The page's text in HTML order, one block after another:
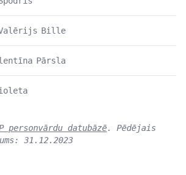
Bille
Pārsla
personvārdu datubāzē. Pēdējais
31.12.2023